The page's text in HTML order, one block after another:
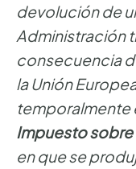
devolución de
Administración
consecuencia
la Unión
temporalmente
Impuesto
en que se